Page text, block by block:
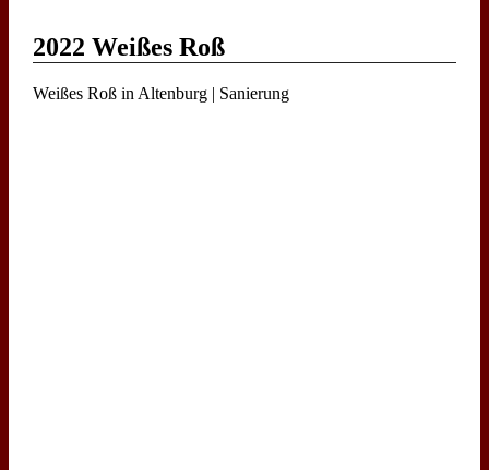
2022 Weißes Roß
Weißes Roß in Altenburg | Sanierung